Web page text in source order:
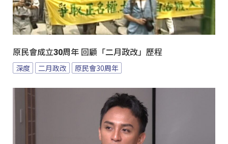
原民會成立30周年 回顧「二月政改」歷程
深度 二月政改 原民會30周年